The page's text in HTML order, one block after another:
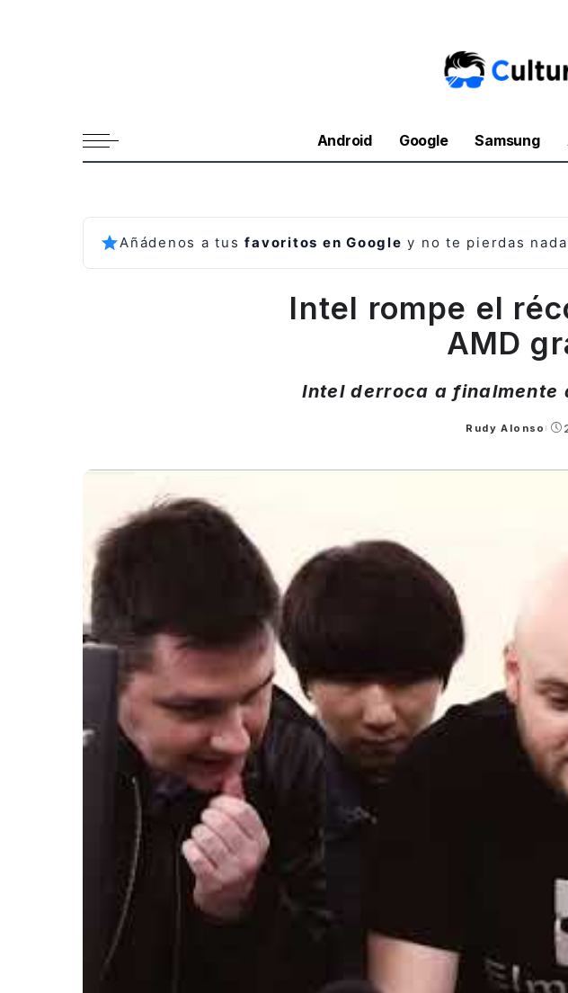
Android Google Samsung
Añádenos a tusfavoritos en Google y no te pierdas nada
Intel rompe el
AMD
Intel derroca a finalmente
Posted
Rudy Alonso